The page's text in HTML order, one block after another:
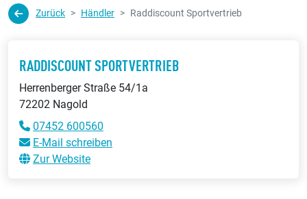
Zurück Händler Raddiscount Sportvertrieb
RADDISCOUNT SPORTVERTRIEB
Herrenberger Straße 54/1a
72202 Nagold
07452 600560
E-Mail schreiben
Zur Website